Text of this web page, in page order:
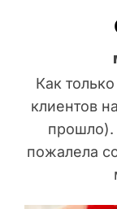
Как
клиентов
прошло).
пожалела